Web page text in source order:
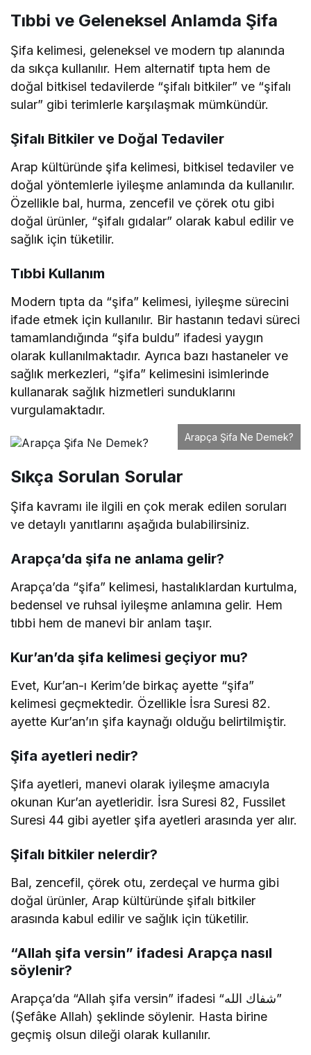
Tıbbi ve Geleneksel Anlamda Şifa
Şifa kelimesi, geleneksel ve modern tıp alanında
da sıkça kullanılır. Hem alternatif tıpta hem de
doğal bitkisel tedavilerde “şifalı bitkiler” ve “şifalı
sular” gibi terimlerle karşılaşmak mümkündür.
Şifalı Bitkiler ve Doğal Tedaviler
Arap kültüründe şifa kelimesi, bitkisel tedaviler ve
doğal yöntemlerle iyileşme anlamında da kullanılır.
Özellikle bal, hurma, zencefil ve çörek otu gibi
doğal ürünler, “şifalı gıdalar” olarak kabul edilir ve
sağlık için tüketilir.
Tıbbi Kullanım
Modern tıpta da “şifa” kelimesi, iyileşme sürecini
ifade etmek için kullanılır. Bir hastanın tedavi süreci
tamamlandığında “şifa buldu” ifadesi yaygın
olarak kullanılmaktadır. Ayrıca bazı hastaneler ve
sağlık merkezleri, “şifa” kelimesini isimlerinde
kullanarak sağlık hizmetleri sunduklarını
vurgulamaktadır.
Arapça Şifa Ne Demek?
Sıkça Sorulan Sorular
Şifa kavramı ile ilgili en çok merak edilen soruları
ve detaylı yanıtlarını aşağıda bulabilirsiniz.
Arapça’da şifa ne anlama gelir?
Arapça’da “şifa” kelimesi, hastalıklardan kurtulma,
bedensel ve ruhsal iyileşme anlamına gelir. Hem
tıbbi hem de manevi bir anlam taşır.
Kur’an’da şifa kelimesi geçiyor mu?
Evet, Kur’an-ı Kerim’de birkaç ayette “şifa”
kelimesi geçmektedir. Özellikle İsra Suresi 82.
ayette Kur’an’ın şifa kaynağı olduğu belirtilmiştir.
Şifa ayetleri nedir?
Şifa ayetleri, manevi olarak iyileşme amacıyla
okunan Kur’an ayetleridir. İsra Suresi 82, Fussilet
Suresi 44 gibi ayetler şifa ayetleri arasında yer alır.
Şifalı bitkiler nelerdir?
Bal, zencefil, çörek otu, zerdeçal ve hurma gibi
doğal ürünler, Arap kültüründe şifalı bitkiler
arasında kabul edilir ve sağlık için tüketilir.
“Allah şifa versin” ifadesi Arapça nasıl
söylenir?
Arapça’da “Allah şifa versin” ifadesi “شفاك الله”
(Şefâke Allah) şeklinde söylenir. Hasta birine
geçmiş olsun dileği olarak kullanılır.